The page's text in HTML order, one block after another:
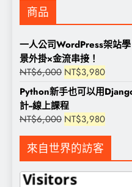
商品
一人公司WordPress架站
景外掛×金流串接！
NT$6,000 原
始
價
格：
NT$6,000。
NT$3,980目
前
價
格：
Python新手也可以用
計--線上課程
NT$6,000 原
價
格：
NT$6,000。
NT$3,980目
格：
來自世界的訪客